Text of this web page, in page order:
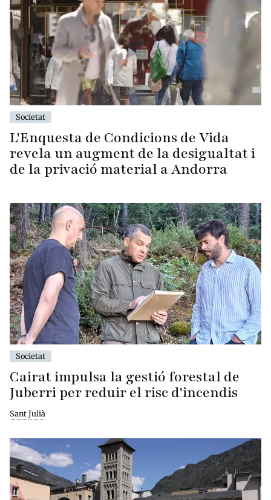
Societat
L'Enquesta de Condicions de Vida
revela un augment de la desigualtat i
de la privació material a Andorra
Societat
Cairat impulsa la gestió forestal de
Juberri per reduir el risc d'incendis
Sant Julià